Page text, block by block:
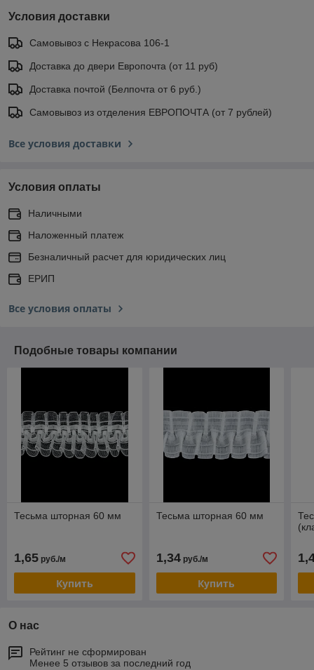
Условия доставки
Самовывоз с Некрасова 106-1
Доставка до двери Европочта (от 11 руб)
Доставка почтой (Белпочта от 6 руб.)
Самовывоз из отделения ЕВРОПОЧТА (от 7 рублей)
Все условия доставки
Условия оплаты
Наличными
Наложенный платеж
Безналичный расчет для юридических лиц
ЕРИП
Все условия оплаты
Подобные товары компании
Тесьма шторная 60 мм
1,65 руб./м
Купить
Тесьма шторная 60 мм
1,34руб./м
Купить
О нас
Рейтинг не сформирован
Менее 5 отзывов за последний год